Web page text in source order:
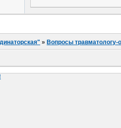
»Вопросы травматологу-